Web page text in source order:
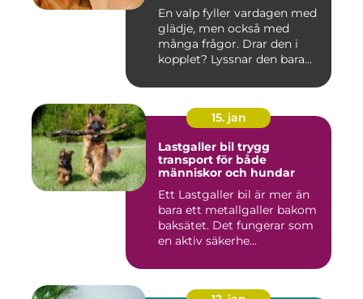
En valp fyller vardagen med
glädje, men också med
många frågor. Drar den i
kopplet? Lyssnar den bara...
15. jan
Lastgaller bil trygg
transport för både
människor och hundar
Ett Lastgaller bil är mer än
bara ett metallgaller bakom
baksätet. Det fungerar som
en aktiv säkerhe...